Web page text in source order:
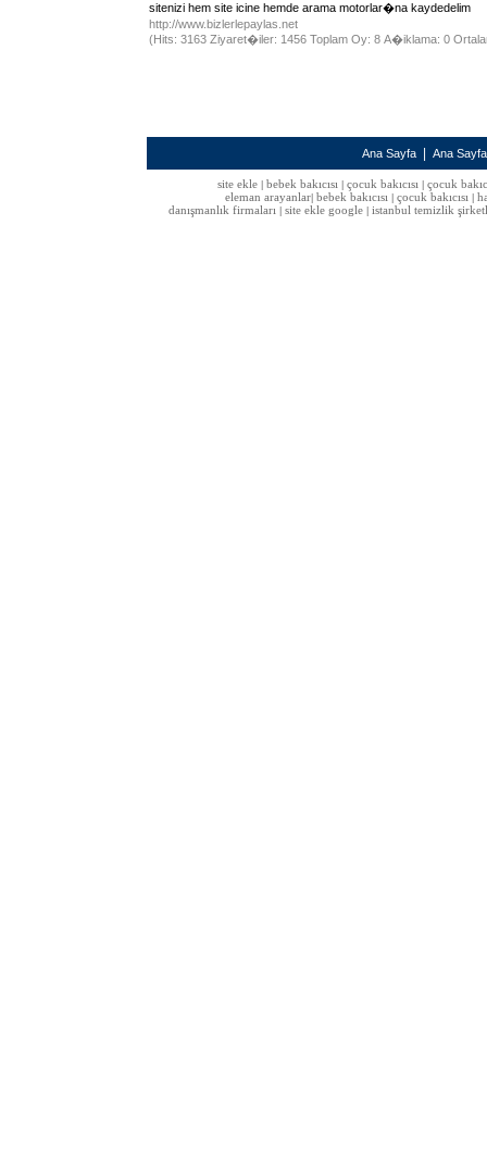
sitenizi hem site icine hemde arama motorlar�na kaydedelim
http://www.bizlerlepaylas.net
(Hits: 3163 Ziyaret�iler: 1456 Toplam Oy: 8 A�iklama: 0
Ana Sayfa Ana
site ekle| bebek bakıcısı| çocuk bakıcısı| çocuk
eleman arayanlar bebek bakıcısı çocuk bakıcısı
danışmanlık firmaları
site ekle google istanbul temizlik